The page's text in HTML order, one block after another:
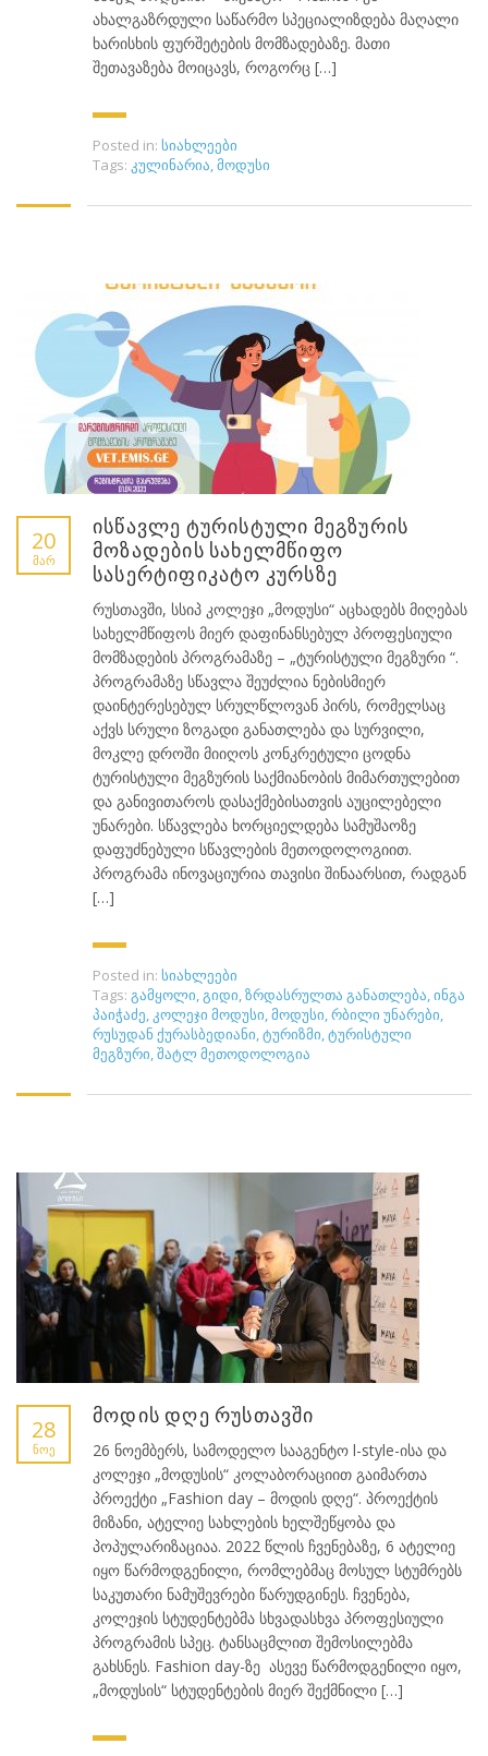
ახალგაზრდული საწარმო სპეციალიზდება მაღალი
ხარისხის ფურშეტების მომზადებაზე. მათი
შეთავაზება მოიცავს, როგორც […]
Posted in: სიახლეები
Tags: კულინარია მოდუსი
20
ᲛᲐᲠ
ისწავლე ტურისტული მეგზურის
მოზადების სახელმწიფო
სასერტიფიკატო კურსზე
რუსთავში, სსიპ კოლეჯი „მოდუსი“ აცხადებს მიღებას
სახელმწიფოს მიერ დაფინანსებულ პროფესიული
მომზადების პროგრამაზე – „ტურისტული მეგზური “.
პროგრამაზე სწავლა შეუძლია ნებისმიერ
დაინტერესებულ სრულწლოვან პირს, რომელსაც
აქვს სრული ზოგადი განათლება და სურვილი,
მოკლე დროში მიიღოს კონკრეტული ცოდნა
ტურისტული მეგზურის საქმიანობის მიმართულებით
და განივითაროს დასაქმებისათვის აუცილებელი
უნარები. სწავლება ხორციელდება სამუშაოზე
დაფუძნებული სწავლების მეთოდოლოგიით.
პროგრამა ინოვაციურია თავისი შინაარსით, რადგან
[…]
Posted in: სიახლეები
Tags: გამყოლი გიდი ზრდასრულთა განათლება ინგა
პაიჭაძე კოლეჯი მოდუსი მოდუსი რბილი უნარები
რუსუდან ქურასბედიანი ტურიზმი ტურისტული
მეგზური შატლ მეთოდოლოგია
28
ᲜᲝᲔ
მოდის დღე რუსთავში
26 ნოემბერს, სამოდელო სააგენტო l-style-ისა და
კოლეჯი „მოდუსის“ კოლაბორაციით გაიმართა
პროექტი „Fashion day – მოდის დღე“. პროექტის
მიზანი, ატელიე სახლების ხელშეწყობა და
პოპულარიზაციაა. 2022 წლის ჩვენებაზე, 6 ატელიე
იყო წარმოდგენილი, რომლებმაც მოსულ სტუმრებს
საკუთარი ნამუშევრები წარუდგინეს. ჩვენება,
კოლეჯის სტუდენტებმა სხვადასხვა პროფესიული
პროგრამის სპეც. ტანსაცმლით შემოსილებმა
გახსნეს. Fashion day-ზე ასევე წარმოდგენილი იყო,
„მოდუსის“ სტუდენტების მიერ შექმნილი […]